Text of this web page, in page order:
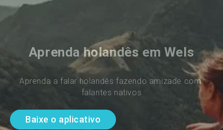
Aprenda holandês em Wels
Aprenda a falar holandês fazendo amizade com
falantes nativos
Baixe o aplicativo